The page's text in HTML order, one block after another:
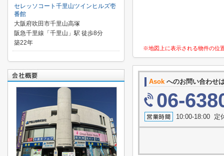
※地図上に表示される物件の位
Asok へのお問い合わせ
06-
10:00-18:00 定
セレッソコート千里山ツインヒルズ壱
番館
大阪府吹田市千里山高塚
阪急千里線「千里山」駅 徒歩8分
築22年